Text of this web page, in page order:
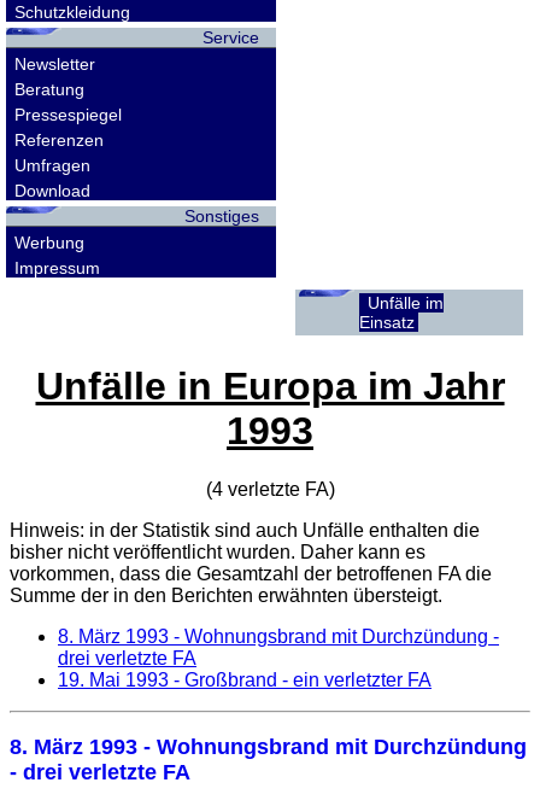
Schutzkleidung
Service
Newsletter
Beratung
Pressespiegel
Referenzen
Umfragen
Download
Sonstiges
Werbung
Impressum
Unfälle im
Einsatz
Unfälle in Europa im Jahr
1993
(4 verletzte FA)
Hinweis: in der Statistik sind auch Unfälle enthalten die
bisher nicht veröffentlicht wurden. Daher kann es
vorkommen, dass die Gesamtzahl der betroffenen FAdie
Summe der in den Berichten erwähnten übersteigt.
8. März 1993 - Wohnungsbrand mit Durchzündung -
drei verletzte FA
19. Mai 1993 - Großbrand - ein verletzter FA
8. März 1993 - Wohnungsbrand mit Durchzündung
- drei verletzte FA